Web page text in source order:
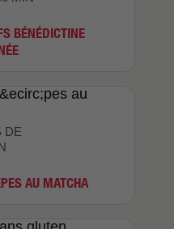
BÉNÉDICTINE
DE
AU MATCHA